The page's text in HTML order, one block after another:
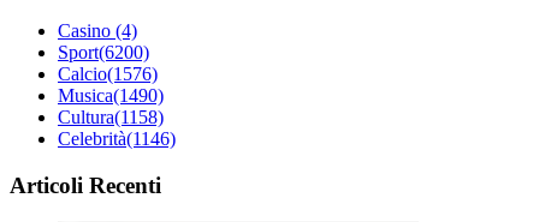
Casino (4)
Sport(6200)
Calcio(1576)
Musica(1490)
Cultura(1158)
Celebrità(1146)
Articoli Recenti